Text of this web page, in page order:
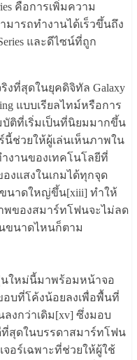
คือการเพิ่มความ
มารถทำงานได้เร็วขึ้นถึง
และดีไซน์ที่ถูก
ที่สุดในยุคดิจิทัล Galaxy
แบบเรียลไทม์หรือการ
บัติที่เริ่มเป็นที่นิยมมากขึ้น
นี้ช่วยให้ผู้เล่นเห็นภาพใน
งานของเทคโนโลยีที่
งแสงในเกมได้ทุกจุด
นาดใหญ่ขึ้น[xiii] ทำให้
พของสมาร์ทโฟนจะไม่ลด
ขนาดไหนก็ตาม
ใหม่นี้มาพร้อมหน้าจอ
อบที่โค้งน้อยลงเพื่อพื้นที่
งกว่าเดิม[xv] ซึ่งมอบ
สุดในบรรดาสมาร์ทโฟน
อร์เฉพาะที่ช่วยให้ผู้ใช้